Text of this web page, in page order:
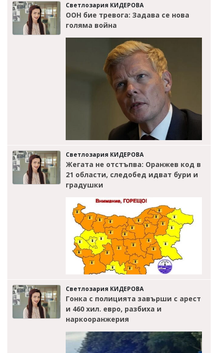
Светлозария КИДЕРОВА
ООН бие тревога: Задава се нова
голяма война
Светлозария КИДЕРОВА
Жегата не отстъпва: Оранжев код в
21 области, следобед идват бури и
градушки
Светлозария КИДЕРОВА
Гонка с полицията завърши с арест
и 460 хил. евро, разбиха и
наркооранжерия